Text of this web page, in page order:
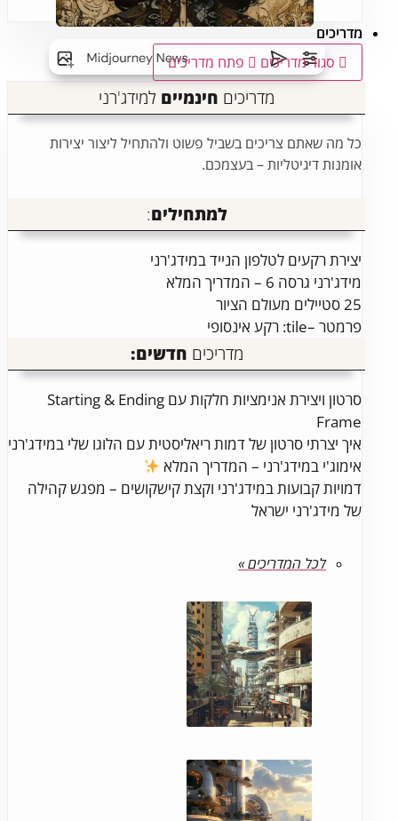
מדריכים
סגור מדריכים
פתח מדריכים
מדריכיםחינמייםלמידג'רני
כל מה שאתם צריכים בשביל פשוט ולהתחיל ליצור יצירות
אומנות דיגיטליות – בעצמכם.
למתחילים:
יצירת רקעים לטלפון הנייד במידג'רני
מידג'רני גרסה 6 – המדריך המלא
25 סטיילים מעולם הציור
פרמטר –tile: רקע אינסופי
מדריכיםחדשים:
סרטון ויצירת אנימציות חלקות עם Starting & Ending
Frame
איך יצרתי סרטון של דמות ריאליסטית עם הלוגו שלי במידג'רני
אימוג'י במידג'רני – המדריך המלא
דמויות קבועות במידג'רני וקצת קישקושים – מפגש קהילה
של מידג'רני ישראל
לכל המדריכים »